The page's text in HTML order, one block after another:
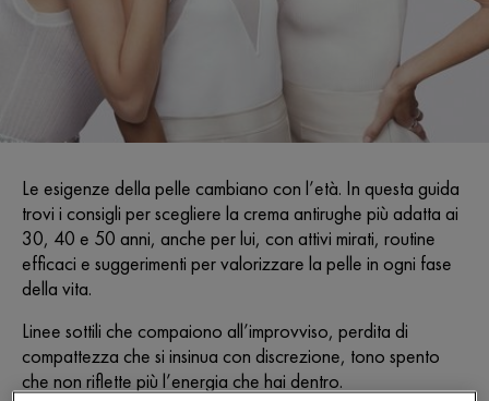
Le esigenze della pelle cambiano con l’età. In questa guida
trovi i consigli per scegliere la crema antirughe più adatta ai
30, 40 e 50 anni, anche per lui, con attivi mirati, routine
efficaci e suggerimenti per valorizzare la pelle in ogni fase
della vita.
Linee sottili che compaiono all’improvviso, perdita di
compattezza che si insinua con discrezione, tono spento
che non riflette più l’energia che hai dentro.